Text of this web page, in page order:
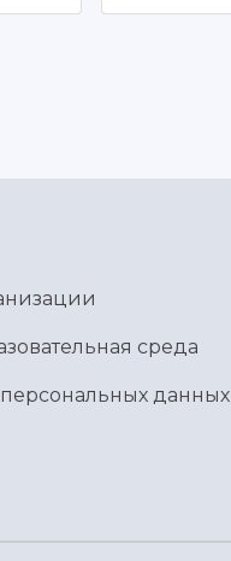
среда
данных